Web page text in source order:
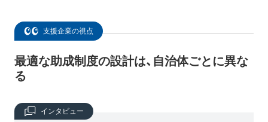
支援企業の視点
最適な助成制度の設計は、自治体ごとに異な
る
インタビュー